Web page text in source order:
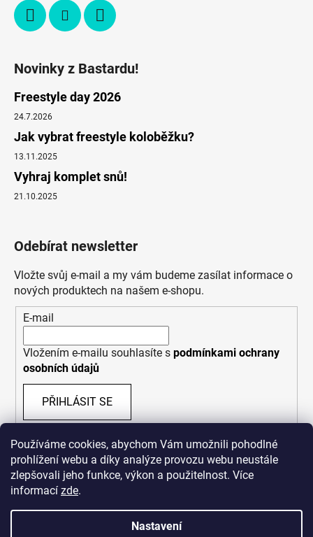
Používáme cookies, abychom Vám umožnili pohodlné
prohlížení webu a díky analýze provozu webu neustále
zlepšovali jeho funkce, výkon a použitelnost. Více
informací zde.
Nastavení
Novinky z Bastardu!
Freestyle day 2026
24.7.2026
Jak vybrat freestyle koloběžku?
13.11.2025
Vyhraj komplet snů!
21.10.2025
Odebírat newsletter
Vložte svůj e-mail a my vám budeme zasílat informace o
nových produktech na našem e-shopu.
E-mail
Vložením e-mailu souhlasíte s podmínkami ochrany
osobních údajů
PŘIHLÁSIT SE